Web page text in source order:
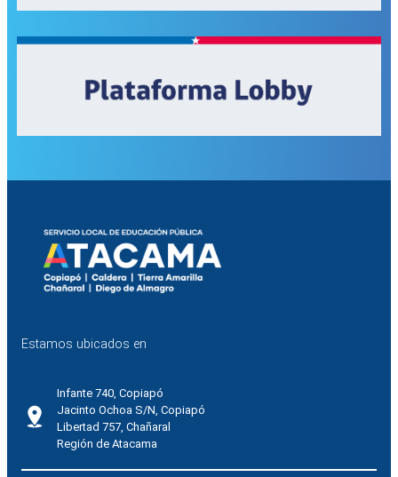
Estamos ubicados en
Infante 740, Copiapó
Jacinto Ochoa S/N, Copiapó
Libertad 757, Chañaral
Región de Atacama